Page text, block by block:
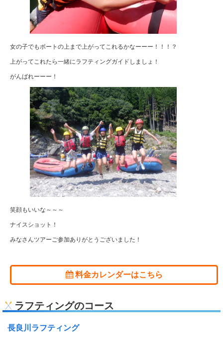
女の子でもボートの上まで上がってこれるかなーーー！！！？
上がってこれたら一緒にラフティングガイドしましょ！
がんばれーーー！
笑顔もいいな～～～
ナイスショット！
みなさんツアーご参加ありがとうございました！
料金カレンダーはこちら
ラフティングのコース
長良川ラフティング